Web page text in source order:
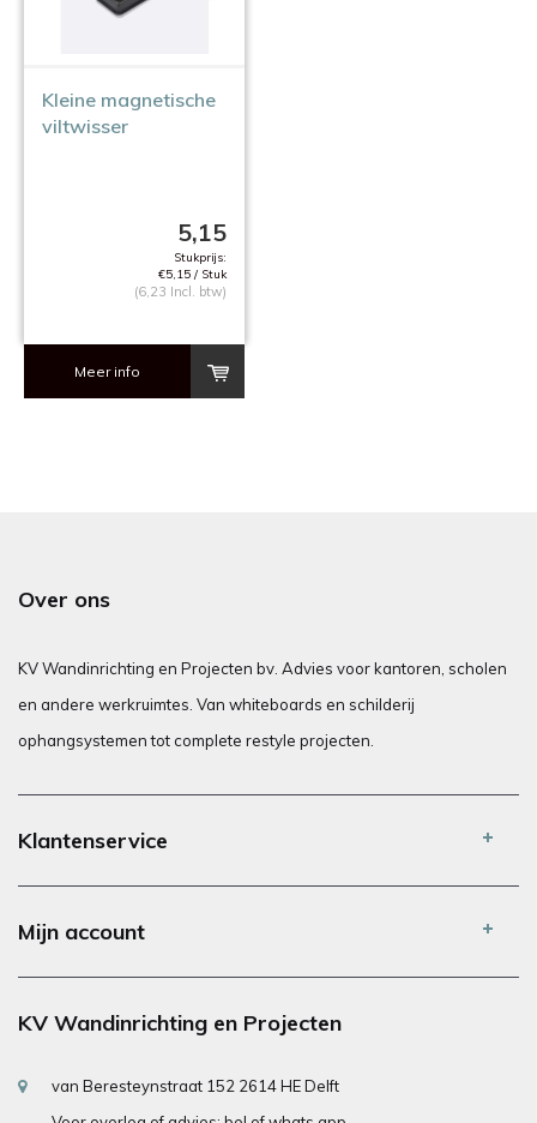
Kleine magnetische
viltwisser
5,15
Stukprijs:
€5,15 / Stuk
(6,23 Incl. btw)
Meer info
Over ons
KV Wandinrichting en Projecten bv. Advies voor kantoren, scholen
en andere werkruimtes. Van whiteboards en schilderij
ophangsystemen tot complete restyle projecten.
Klantenservice
Mijn account
KV Wandinrichting en Projecten
van Beresteynstraat 152 2614 HE Delft